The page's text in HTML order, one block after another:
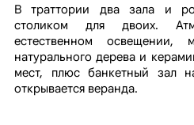
В траттории два зала и
столиком для двоих.
естественном освещении,
натурального дерева и
мест, плюс банкетный зал
открывается веранда.